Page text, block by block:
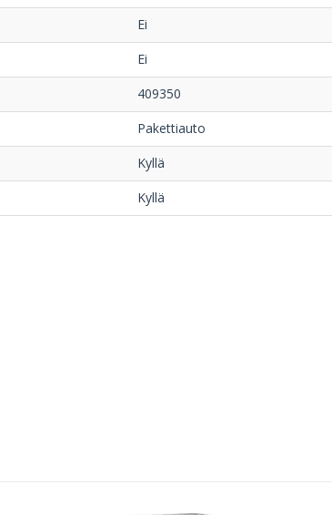
Ei
Ei
409350
Pakettiauto
Kyllä
Kyllä